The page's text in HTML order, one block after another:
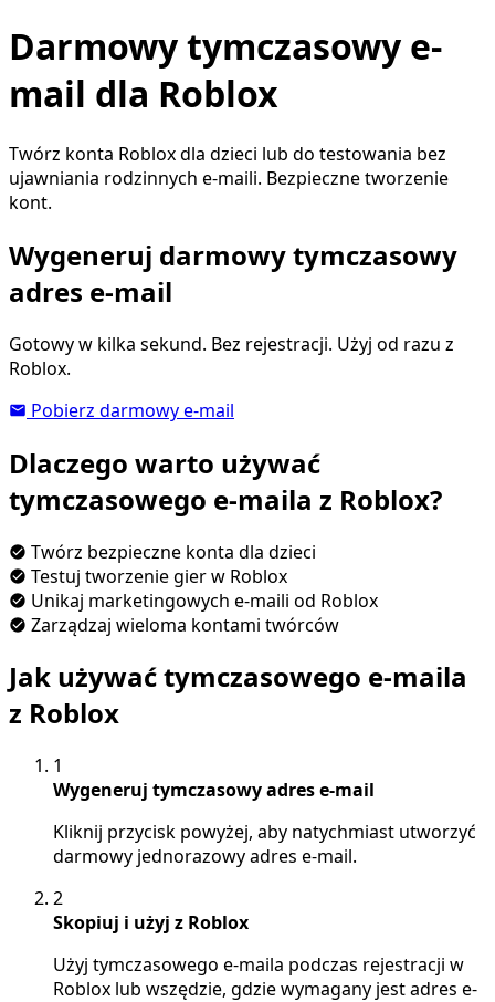
Darmowy tymczasowy e-
mail dla Roblox
Twórz konta Roblox dla dzieci lub do testowania bez
ujawniania rodzinnych e-maili. Bezpieczne tworzenie
kont.
Wygeneruj darmowy tymczasowy
adres e-mail
Gotowy w kilka sekund. Bez rejestracji. Użyj od razu z
Roblox.
Pobierz darmowy e-mail
Dlaczego warto używać
tymczasowego e-maila z Roblox?
Twórz bezpieczne konta dla dzieci
Testuj tworzenie gier w Roblox
Unikaj marketingowych e-maili od Roblox
Zarządzaj wieloma kontami twórców
Jak używać tymczasowego e-maila
z Roblox
1
Wygeneruj tymczasowy adres e-mail
Kliknij przycisk powyżej, aby natychmiast utworzyć
darmowy jednorazowy adres e-mail.
2
Skopiuj i użyj z Roblox
Użyj tymczasowego e-maila podczas rejestracji w
Roblox lub wszędzie, gdzie wymagany jest adres e-